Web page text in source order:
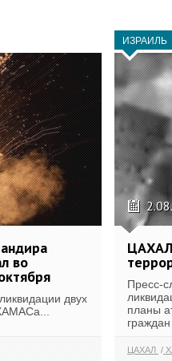
во
двух
ИЗРАИЛЬ
ЦАХАЛ
Пресс-
планы
ЦАХАЛ